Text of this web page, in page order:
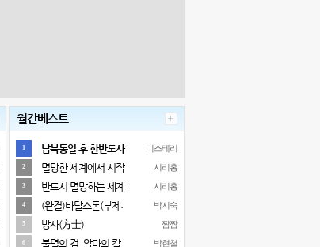
월간베스트
1 남북통일 후 한반도사 미스테리
2 멸망한 세계에서 시작 시리홍
3 반드시 멸망하는 세계 시리홍
4 (완결)바탈스톤(부제: 박지숙
5 방사(方士) 짬짬
6 불멸의 검, 악마의 칼 박현철